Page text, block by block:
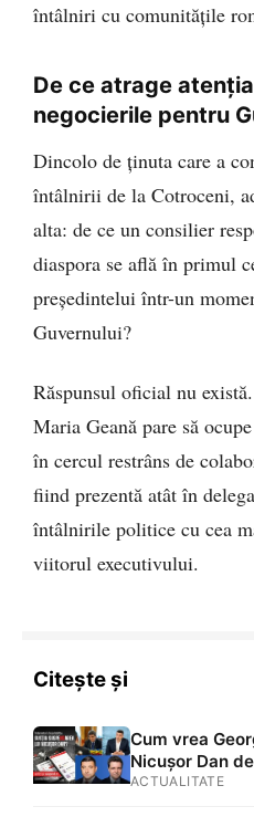
întâlniri cu comunitățile
De ce atrage
negocierile pentru
Dincolo de ținuta care a
întâlnirii de la Cotroceni,
alta: de ce un consilier
diaspora se află în primul
președintelui într-un
Guvernului?
Răspunsul oficial nu
Maria Geană pare să
în cercul restrâns de
fiind prezentă atât în
întâlnirile politice cu cea
viitorul executivului.
Citește și
Cum vrea
Nicușor Dan
ACTUALITATE